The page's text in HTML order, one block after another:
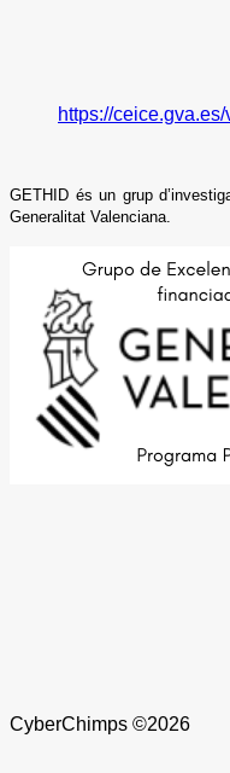
https://ceice.gva.es/
GETHID és un grup
Generalitat Valenciana.
CyberChimps ©2026